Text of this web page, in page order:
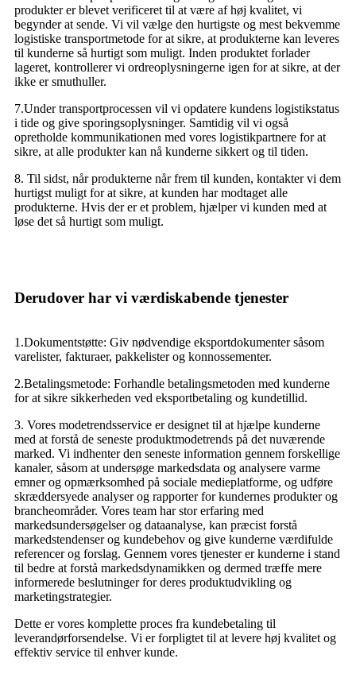
produkter er blevet verificeret til at være af høj kvalitet, vi
begynder at sende. Vi vil vælge den hurtigste og mest bekvemme
logistiske transportmetode for at sikre, at produkterne kan leveres
til kunderne så hurtigt som muligt. Inden produktet forlader
lageret, kontrollerer vi ordreoplysningerne igen for at sikre, at der
ikke er smuthuller.
7.Under transportprocessen vil vi opdatere kundens logistikstatus
i tide og give sporingsoplysninger. Samtidig vil vi også
opretholde kommunikationen med vores logistikpartnere for at
sikre, at alle produkter kan nå kunderne sikkert og til tiden.
8. Til sidst, når produkterne når frem til kunden, kontakter vi dem
hurtigst muligt for at sikre, at kunden har modtaget alle
produkterne. Hvis der er et problem, hjælper vi kunden med at
løse det så hurtigt som muligt.
Derudover har vi værdiskabende tjenester
1.Dokumentstøtte: Giv nødvendige eksportdokumenter såsom
varelister, fakturaer, pakkelister og konnossementer.
2.Betalingsmetode: Forhandle betalingsmetoden med kunderne
for at sikre sikkerheden ved eksportbetaling og kundetillid.
3. Vores modetrendsservice er designet til at hjælpe kunderne
med at forstå de seneste produktmodetrends på det nuværende
marked. Vi indhenter den seneste information gennem forskellige
kanaler, såsom at undersøge markedsdata og analysere varme
emner og opmærksomhed på sociale medieplatforme, og udføre
skræddersyede analyser og rapporter for kundernes produkter og
brancheområder. Vores team har stor erfaring med
markedsundersøgelser og dataanalyse, kan præcist forstå
markedstendenser og kundebehov og give kunderne værdifulde
referencer og forslag. Gennem vores tjenester er kunderne i stand
til bedre at forstå markedsdynamikken og dermed træffe mere
informerede beslutninger for deres produktudvikling og
marketingstrategier.
Dette er vores komplette proces fra kundebetaling til
leverandørforsendelse. Vi er forpligtet til at levere høj kvalitet og
effektiv service til enhver kunde.